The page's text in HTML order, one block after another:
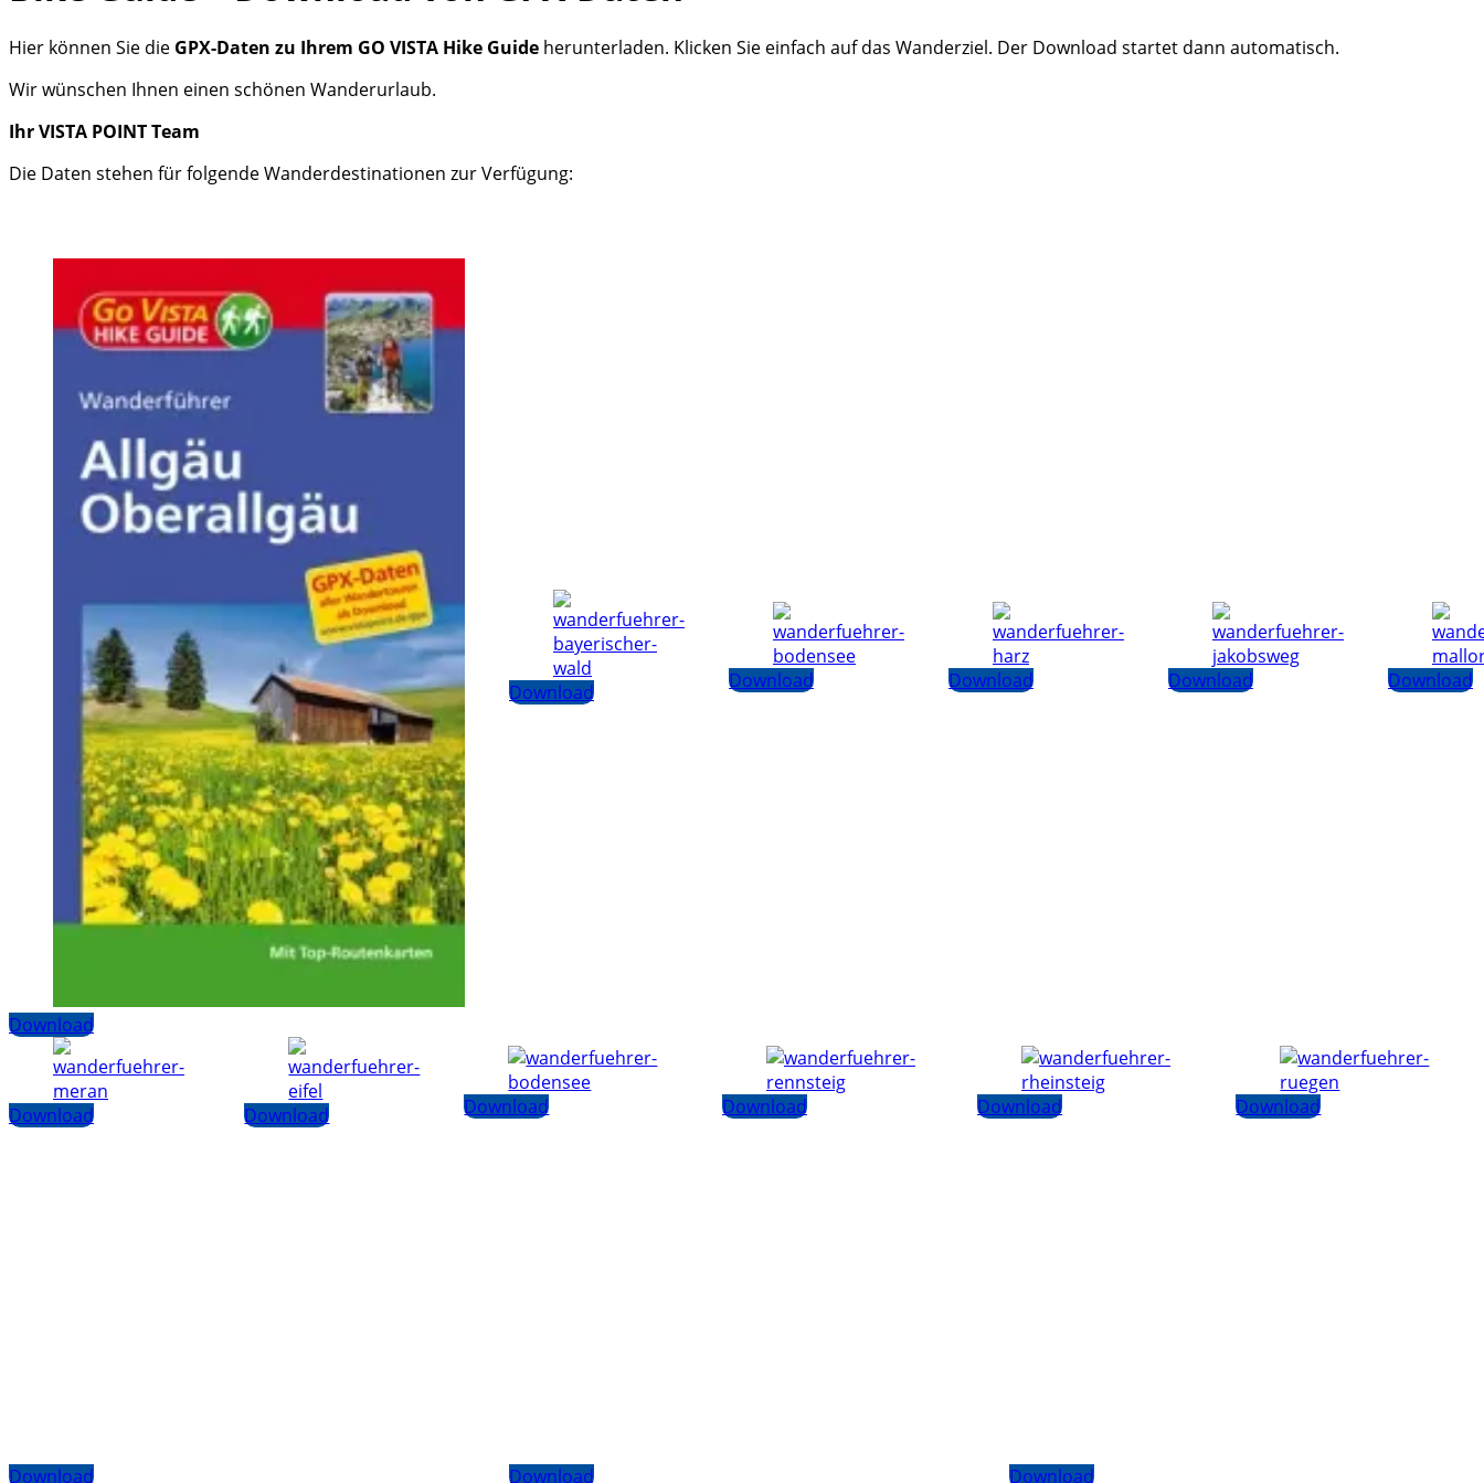
Hier können Sie die GPX-Daten zu Ihrem GO VISTA Hike Guide herunterladen. Klicken Sie einfach auf das Wanderziel. Der Download startet dann automatisch.
Wir wünschen Ihnen einen schönen Wanderurlaub.
Ihr VISTA POINT Team
Die Daten stehen für folgende Wanderdestinationen zur Verfügung:
Download
Download Download Download Download Download
Download Download Download Download Download Download
Download Download Download